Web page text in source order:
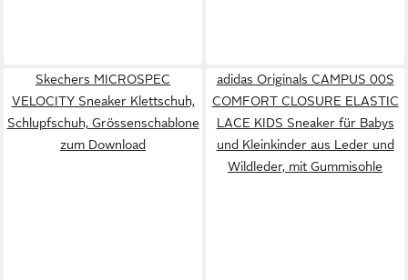
Skechers MICROSPEC
VELOCITY Sneaker Klettschuh,
Schlupfschuh, Grössenschablone
zum Download
adidas Originals CAMPUS 00S
COMFORT CLOSURE ELASTIC
LACE KIDS Sneaker für Babys
und Kleinkinder aus Leder und
Wildleder, mit Gummisohle